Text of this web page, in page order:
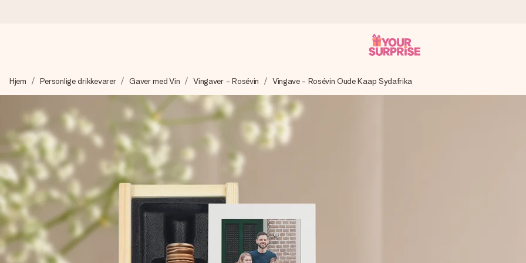
Vi laver din gave med omhu og sender den lynhurtigt – så du kan give den på det helt rette tidspunkt, når den betyder allermest.
4,7 (baseret på +15.000 anmeldelser)
Vores gaver inspirerer. Kunderne giver os 4,7 på Google Reviews.
Gratis kort med hilsen
Lav noget særligt i blot få trin – med hendes navn, et billede af dig eller en besked, der går lige i hendes hjerte. Intet besvær men
Hjem Personlige drikkevarer Gaver med Vin Vingaver - Rosévin Vingave - Rosévin Oude Kaap Sydafrika